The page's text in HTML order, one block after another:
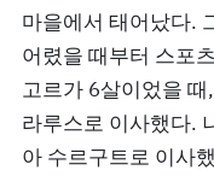
마을에서 태어났다.
어렸을 때부터 스포
고르가 6살이었을
라루스로 이사했다.
아 수르구트로 이사